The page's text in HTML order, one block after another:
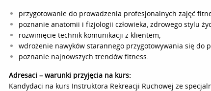
przygotowanie do prowadzenia profesjonalnych zajęć
poznanie anatomii i fizjologii człowieka, zdrowego stylu
rozwinięcie technik komunikacji z klientem,
wdrożenie nawyków starannego przygotowywania się do
poznanie najnowszych trendów fitness.
Adresaci – warunki przyjęcia na kurs:
Kandydaci na kurs Instruktora Rekreacji Ruchowej ze